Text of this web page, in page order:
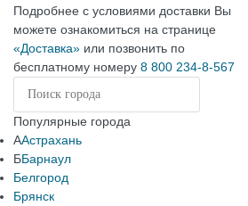
Подробнее с условиями доставки Вы
можете ознакомиться на странице
«Доставка» или позвонить по
бесплатному номеру 8 800 234-8-567
Популярные города
ААстрахань
ББарнаул
Белгород
Брянск